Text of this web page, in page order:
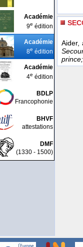
Académie
9e édition
Académie
8e édition
Académie
4e édition
BDLP
Francophonie
BHVF
attestations
DMF
(1330 - 1500)
Aider,